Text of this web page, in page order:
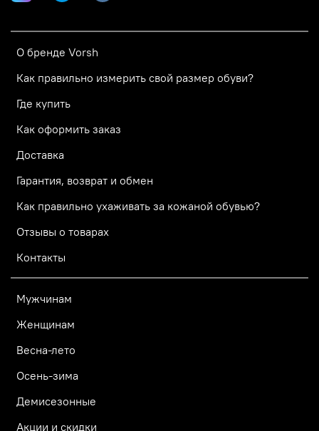
О бренде Vorsh
Как правильно измерить свой размер обуви?
Где купить
Как оформить заказ
Доставка
Гарантия, возврат и обмен
Как правильно ухаживать за кожаной обувью?
Отзывы о товарах
Контакты
Мужчинам
Женщинам
Весна-лето
Осень-зима
Демисезонные
Акции и скидки